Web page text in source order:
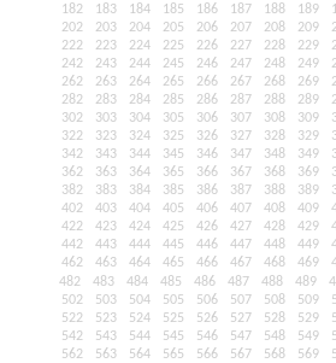
182
183 184 185 186 187 188 189
202
203 204 205 206 207 208 209
222
223 224 225 226 227 228 229
242
243 244 245 246 247 248 249
262
263 264 265 266 267 268 269
282
283 284 285 286 287 288 289
302
303 304 305 306 307 308 309
322
323 324 325 326 327 328 329
342
343 344 345 346 347 348 349
362
363 364 365 366 367 368 369
382
383 384 385 386 387 388 389
402
403 404 405 406 407 408 409
422
423 424 425 426 427 428 429
442
443 444 445 446 447 448 449
462
463 464 465 466 467 468 469
482
483 484 485 486 487 488 489
502
503 504 505 506 507 508 509
522
523 524 525 526 527 528 529
542
543 544 545 546 547 548 549
562
563 564 565 566 567 568 569